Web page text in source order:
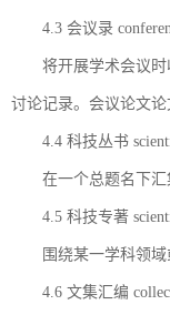
4.3 会议录
将开展学术会议
讨论记录。会议论文
4.4 科技丛书
在一个总题名下
4.5 科技专著
围绕某一学科领
4.6 文集汇编